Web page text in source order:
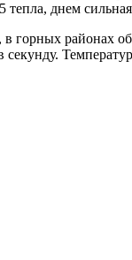
днем
горных районах